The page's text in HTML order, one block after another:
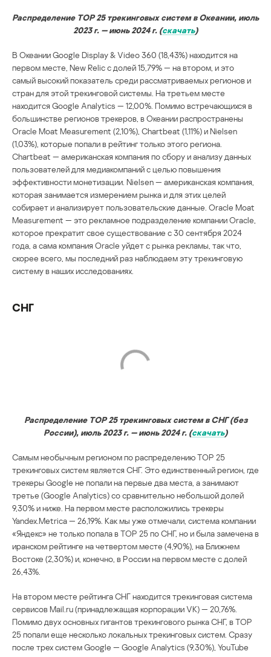
Распределение TOP 25 трекинговых систем в Океании, июль
2023 г. — июнь 2024 г. (скачать)
В Океании Google Display & Video 360 (18,43%) находится на
первом месте, New Relic с долей 15,79% — на втором, и это
самый высокий показатель среди рассматриваемых регионов и
стран для этой трекинговой системы. На третьем месте
находится Google Analytics — 12,00%. Помимо встречающихся в
большинстве регионов трекеров, в Океании распространены
Oracle Moat Measurement (2,10%), Chartbeat (1,11%) и Nielsen
(1,03%), которые попали в рейтинг только этого региона.
Chartbeat — американская компания по сбору и анализу данных
пользователей для медиакомпаний с целью повышения
эффективности монетизации. Nielsen — американская компания,
которая занимается измерением рынка и для этих целей
собирает и анализирует пользовательские данные. Oracle Moat
Measurement — это рекламное подразделение компании Oracle,
которое прекратит свое существование с 30 сентября 2024
года, а сама компания Oracle уйдет с рынка рекламы, так что,
скорее всего, мы последний раз наблюдаем эту трекинговую
систему в наших исследованиях.
СНГ
Распределение TOP 25 трекинговых систем в СНГ (без
России), июль 2023 г. — июнь 2024 г. (скачать)
Самым необычным регионом по распределению TOP 25
трекинговых систем является СНГ. Это единственный регион, где
трекеры Google не попали на первые два места, а занимают
третье (Google Analytics) со сравнительно небольшой долей
9,30% и ниже. На первом месте расположились трекеры
Yandex.Metrica — 26,19%. Как мы уже отмечали, система компании
«Яндекс» не только попала в TOP 25 по СНГ, но и была замечена в
иранском рейтинге на четвертом месте (4,90%), на Ближнем
Востоке (2,30%) и, конечно, в России на первом месте с долей
26,43%.
На втором месте рейтинга СНГ находится трекинговая система
сервисов Mail.ru (принадлежащая корпорации VK) — 20,76%.
Помимо двух основных гигантов трекингового рынка СНГ, в TOP
25 попали еще несколько локальных трекинговых систем. Сразу
после трех систем Google — Google Analytics (9,30%), YouTube